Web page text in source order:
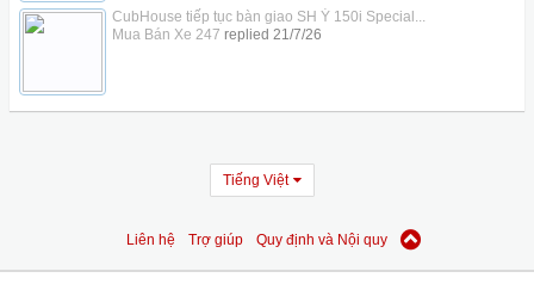
CubHouse tiếp tục bàn giao SH Ý 150i Special...
Mua Bán Xe 247 replied 21/7/26
Tiếng Việt
Liên hệ Trợ giúp Quy định và Nội quy